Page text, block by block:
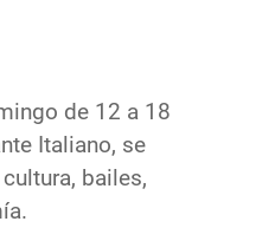
de 12 a 18
Italiano, se
bailes,